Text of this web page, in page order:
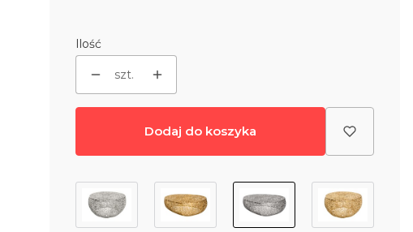
Ilość
szt.
Dodaj do koszyka